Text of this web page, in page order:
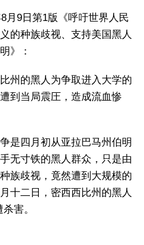
8月9日第1版《呼吁世界人民
的种族歧视、支持美国黑人
》：
州的黑人为争取进入大学的
到当局震圧，造成流血惨
是四月初从亚拉巴马州伯明
无寸铁的黑人群众，只是由
族歧视，竟然遭到大规模的
十二日，密西西比州的黑人
害。